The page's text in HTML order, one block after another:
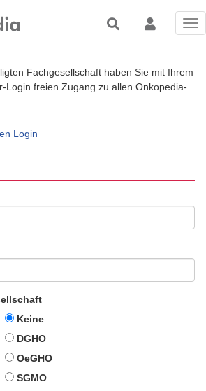
Fachgesellschaft haben Sie mit Ihrem
Login freien Zugang zu allen Onkopedia-
Login
Keine
DGHO
OeGHO
SGMO